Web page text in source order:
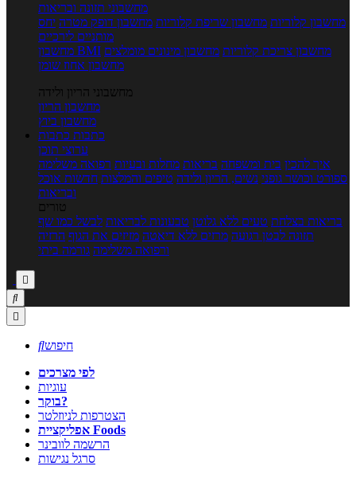
מחשבוני תזונה ובריאות
מחשבון קלוריות מחשבון שריפת קלוריות מחשבון דופק מטרה יחס
מותניים לירכיים
מחשבון BMI
מחשבון צריכת קלוריות מחשבון מינונים מומלצים
מחשבון אחוז שומן
מחשבוני הריון ולידה
מחשבון הריון
מחשבון ביוץ
כתבות כתבות
ערוצי תוכן
איך להכין בית ומשפחה בריאות מחלות ובעיות רפואה משלימה
ספורט וכושר גופני נשים, הריון ולידה טיפים והמלצות חדשות אוכל
ובריאות
טורים
בריאות בצלחת טעים ללא גלוטן טבעונות לבריאות לבשל כמו שף
תזונה לבטן רגועה מרזים ללא דיאטה מזיזים את הגוף הרזיה
ורפואה משלימה גורמה ביתי



חיפוש
לפי מצרכים
עוגיות
בוקר?
הצטרפות לניוזלטר
אפליקציית Foods
הרשמה לוובינר
סרגל נגישות